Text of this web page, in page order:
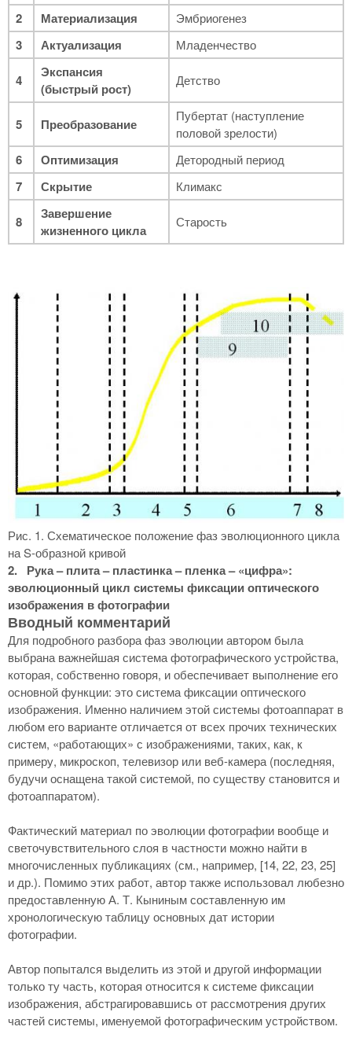
2 Материализация Эмбриогенез
3 Актуализация Младенчество
4
Экспансия
(быстрый рост)
Детство
5 Преобразование
Пубертат (наступление
половой зрелости)
6 Оптимизация Детородный период
7 Скрытие Климакс
8
Завершение
жизненного цикла
Старость
Рис. 1. Схематическое положение фаз эволюционного цикла
на S-образной кривой
2. Рука – плита – пластинка – пленка – «цифра»:
эволюционный цикл системы фиксации оптического
изображения в фотографии
Вводный комментарий
Для подробного разбора фаз эволюции автором была
выбрана важнейшая система фотографического устройства,
которая, собственно говоря, и обеспечивает выполнение его
основной функции: это система фиксации оптического
изображения. Именно наличием этой системы фотоаппарат в
любом его варианте отличается от всех прочих технических
систем, «работающих» с изображениями, таких, как, к
примеру, микроскоп, телевизор или веб-камера (последняя,
будучи оснащена такой системой, по существу становится и
фотоаппаратом).
Фактический материал по эволюции фотографии вообще и
светочувствительного слоя в частности можно найти в
многочисленных публикациях (см., например, [14, 22, 23, 25]
и др.). Помимо этих работ, автор также использовал любезно
предоставленную А. Т. Кыниным составленную им
хронологическую таблицу основных дат истории
фотографии.
Автор попытался выделить из этой и другой информации
только ту часть, которая относится к системе фиксации
изображения, абстрагировавшись от рассмотрения других
частей системы, именуемой фотографическим устройством.